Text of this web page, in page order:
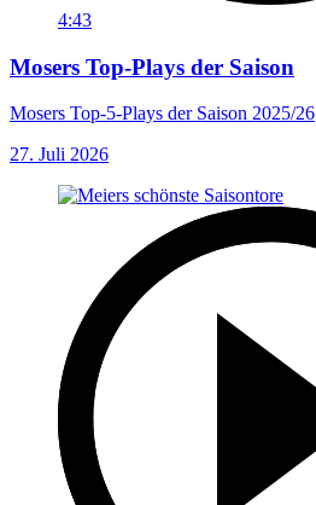
4:43
Mosers Top-Plays der Saison
Mosers Top-5-Plays der Saison 2025/26
27. Juli 2026